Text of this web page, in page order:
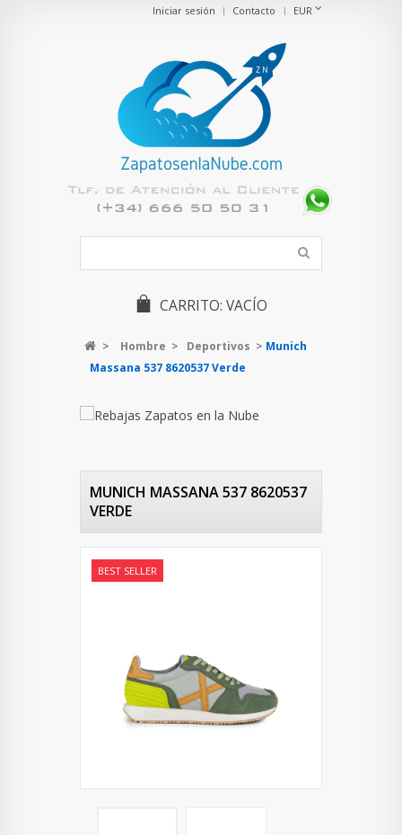
EUR
Contacto
Iniciar sesión
CARRITO: VACÍO
> Hombre > Deportivos > Munich
Massana 537 8620537 Verde
MUNICH MASSANA 537 8620537
VERDE
BEST SELLER